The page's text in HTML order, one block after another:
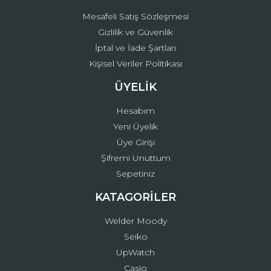
Mesafeli Satış Sözleşmesi
Gizlilik ve Güvenlik
İptal ve İade Şartları
Kişisel Veriler Politikası
ÜYELİK
Hesabım
Yeni Üyelik
Üye Girişi
Şifremi Unuttum
Sepetiniz
KATAGORİLER
Welder Moody
Seiko
UpWatch
Casio